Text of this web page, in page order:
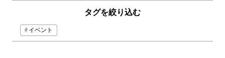
タグを絞り込む
イベント